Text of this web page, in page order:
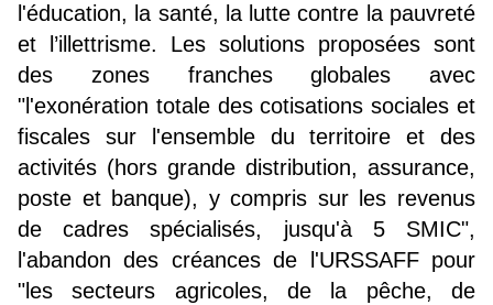
l'éducation, la santé, la lutte contre la pauvreté
et l’illettrisme. Les solutions proposées sont
des zones franches globales avec
"l'exonération totale des cotisations sociales et
fiscales sur l'ensemble du territoire et des
activités (hors grande distribution, assurance,
poste et banque), y compris sur les revenus
de cadres spécialisés, jusqu'à 5 SMIC",
l'abandon des créances de l'URSSAFF pour
"les secteurs agricoles, de la pêche, de